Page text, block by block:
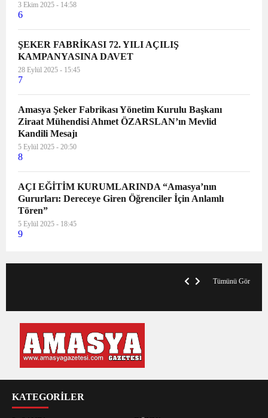
3 Ekim 2025 - 14:58
6
ŞEKER FABRİKASI 72. YILI AÇILIŞ
KAMPANYASINA DAVET
28 Eylül 2025 - 15:45
7
Amasya Şeker Fabrikası Yönetim Kurulu Başkanı
Ziraat Mühendisi Ahmet ÖZARSLAN’ın Mevlid
Kandili Mesajı
5 Eylül 2025 - 20:50
8
AÇI EĞİTİM KURUMLARINDA “Amasya’nın
Gururları: Dereceye Giren Öğrenciler İçin Anlamlı
Tören”
5 Eylül 2025 - 18:45
9
Tümünü Gör
KATEGORİLER